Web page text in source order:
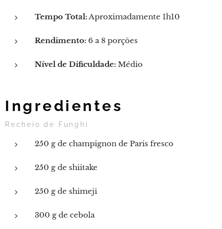
Tempo Total:Aproximadamente 1h10
Rendimento: 6 a 8 porções
Nível de Dificuldade: Médio
Ingredientes
Recheio de Funghi
250 g de champignon de Paris fresco
250 g de shiitake
250 g de shimeji
300 g de cebola